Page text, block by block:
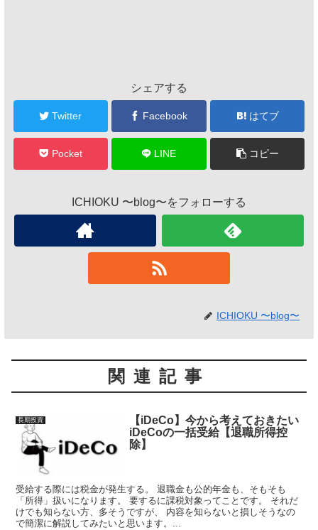
シェアする
Twitter Facebook はてブ
Pocket LINE コピー
ICHIOKU 〜blog〜をフォローする
ICHIOKU 〜blog〜
関連記事
長期投資
【iDeCo】今から考えておきたい
iDeCoの一括受給【退職所得控
除】
受給する際には税金が発生する。 退職金も公的年金も、そもそも
「所得」扱いになります。 要するに課税対象ってことです。 それだ
けでも知らない方、多そうですが、 内容を知らないと損しそうなの
で簡潔に解説してみたいと思います。...